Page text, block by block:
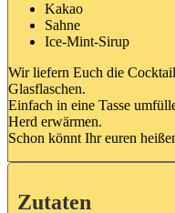
Kakao
Sahne
Ice-Mint-Sirup
Wir liefern Euch die
Glasflaschen.
Einfach in eine Tasse
Herd erwärmen.
Schon könnt Ihr euren
Zutaten